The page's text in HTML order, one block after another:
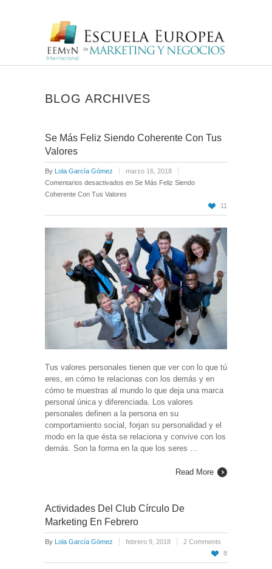
BLOG ARCHIVES
Se Más Feliz Siendo Coherente Con Tus
Valores
By Lola García Gómez
marzo 16, 2018
Comentarios desactivados en Se Más Feliz Siendo
Coherente Con Tus Valores
11
Tus valores personales tienen que ver con lo que tú
eres, en cómo te relacionas con los demás y en
cómo te muestras al mundo lo que deja una marca
personal única y diferenciada. Los valores
personales definen a la persona en su
comportamiento social, forjan su personalidad y el
modo en la que ésta se relaciona y convive con los
demás. Son la forma en la que los seres …
Read More
Actividades Del Club Círculo De
Marketing En Febrero
By Lola García Gómez febrero 9, 2018
2 Comments
8